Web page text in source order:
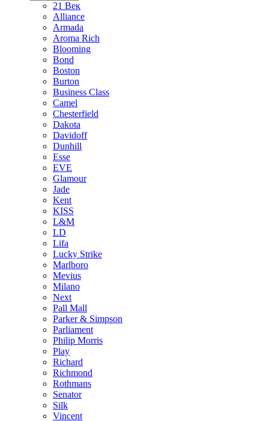
21 Век
Alliance
Armada
Aroma Rich
Blooming
Bond
Boston
Burton
Business Class
Camel
Chesterfield
Dakota
Davidoff
Dunhill
Esse
EVE
Glamour
Jade
Kent
KISS
L&M
LD
Lifa
Lucky Strike
Marlboro
Mevius
Milano
Next
Pall Mall
Parker & Simpson
Parliament
Philip Morris
Play
Richard
Richmond
Rothmans
Senator
Silk
Vincent